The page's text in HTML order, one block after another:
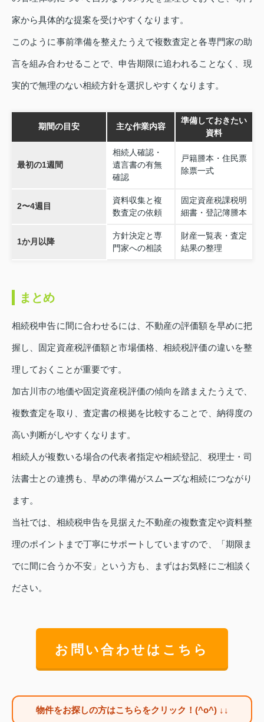
家から具体的な提案を受けやすくなります。
このように事前準備を整えたうえで複数査定と各専門家の助
言を組み合わせることで、申告期限に追われることなく、現
実的で無理のない相続方針を選択しやすくなります。
期間の目安 主な作業内容
準備しておきたい
資料
最初の1週間
相続人確認・
遺言書の有無
確認
戸籍謄本・住民票
除票一式
2〜4週目
資料収集と複
数査定の依頼
固定資産税課税明
細書・登記簿謄本
1か月以降
方針決定と専
門家への相談
財産一覧表・査定
結果の整理
まとめ
相続税申告に間に合わせるには、不動産の評価額を早めに把
握し、固定資産税評価額と市場価格、相続税評価の違いを整
理しておくことが重要です。
加古川市の地価や固定資産税評価の傾向を踏まえたうえで、
複数査定を取り、査定書の根拠を比較することで、納得度の
高い判断がしやすくなります。
相続人が複数いる場合の代表者指定や相続登記、税理士・司
法書士との連携も、早めの準備がスムーズな相続につながり
ます。
当社では、相続税申告を見据えた不動産の複数査定や資料整
理のポイントまで丁寧にサポートしていますので、「期限ま
でに間に合うか不安」という方も、まずはお気軽にご相談く
ださい。
お問い合わせはこちら
物件をお探しの方はこちらをクリック！(^o^) ↓↓